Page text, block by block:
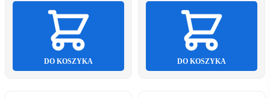
DO KOSZYKA DO KOSZYKA